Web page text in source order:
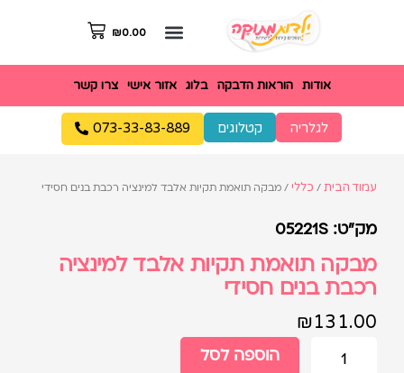
₪0.00
אודות הוראות הדבקה בלוג אזור אישי צרו קשר
לגלריה קטלוגים 073-33-83-889
עמוד הבית / כללי / מבקה תואמת תקיות אלבד למינציה רכבת בנים חסידי
מק"ט: 05221S
מבקה תואמת תקיות אלבד למינציה
רכבת בנים חסידי
₪131.00
הוספה לסל